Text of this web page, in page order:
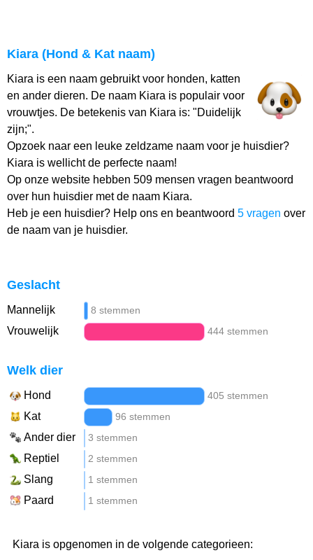
Kiara (Hond & Kat naam)
Kiara is een naam gebruikt voor honden, katten
en ander dieren. De naam Kiara is populair voor
vrouwtjes. De betekenis van Kiara is: "Duidelijk
zijn;".
Opzoek naar een leuke zeldzame naam voor je huisdier?
Kiara is wellicht de perfecte naam!
Op onze website hebben 509 mensen vragen beantwoord
over hun huisdier met de naam Kiara.
Heb je een huisdier? Help ons en beantwoord 5 vragen over
de naam van je huisdier.
Geslacht
Mannelijk 8 stemmen
Vrouwelijk 444 stemmen
Welk dier
Hond 405 stemmen
Kat 96 stemmen
Ander dier 3 stemmen
Reptiel 2 stemmen
Slang 1 stemmen
Paard 1 stemmen
Kiara is opgenomen in de volgende categorieen: